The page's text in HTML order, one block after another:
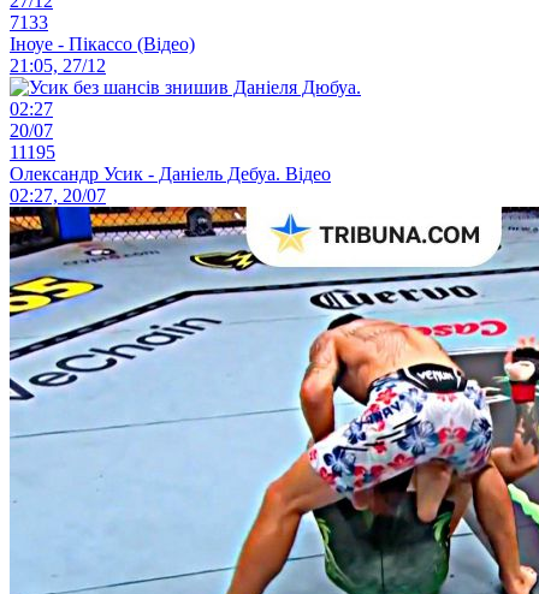
7133
Іноуе - Пікассо (Відео)
21:05, 27/12
02:27
20/07
11195
Олександр Усик - Даніель Дебуа. Відео
02:27, 20/07